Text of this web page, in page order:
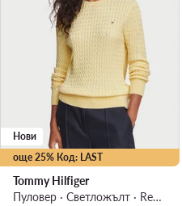
още 25% Код: LAST
Нови
Tommy Hilfiger
Пуловер · Светложълт · Regular Fit